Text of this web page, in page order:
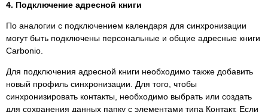
4. Подключение адресной книги
По аналогии с подключением календаря для синхронизации
могут быть подключены персональные и общие адресные книги
Carbonio.
Для подключения адресной книги необходимо также добавить
новый профиль синхронизации. Для того, чтобы
синхронизировать контакты, необходимо выбрать или создать
для сохранения данных папку с элементами типа Контакт. Если